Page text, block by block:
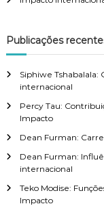
Publicações
Siphiwe Tshabalala:
internacional
Percy Tau:
Impacto
Dean Furman:
Dean Furman:
internacional
Teko Modise:
Impacto